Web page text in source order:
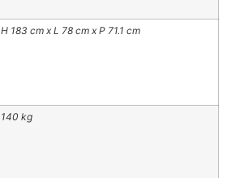
H 183 cm x L 78 cm x P 71.1 cm
140 kg